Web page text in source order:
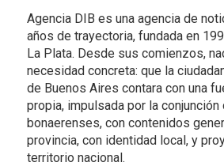
Agencia DIB es una agencia de
años de trayectoria, fundada en
La Plata. Desde sus comienzos,
necesidad concreta: que la
de Buenos Aires contara con una
propia, impulsada por la
bonaerenses, con contenidos
provincia, con identidad local, y
territorio nacional.